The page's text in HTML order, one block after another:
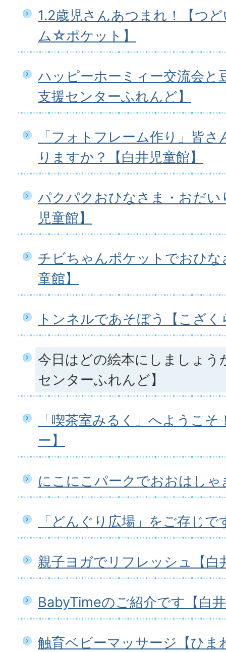
1.2歳児さんあつまれ！【つ
ム☆ポケット】
ハッピーホーミィー交流会と
支援センターふれんど】
「フォトフレーム作り」皆
りますか？【白井児童館】
パクパクおひなさま・おだい
児童館】
チビちゃんポケットでおひな
童館】
トンネルであそぼう【こざ
今日はどの絵本にしましょう
センターふれんど】
「喫茶室みるく」へようこ
ー】
にこにこパークでおおはしゃ
「どんぐり広場」をご存じで
親子ヨガでリフレッシュ【白
BabyTimeのご紹介です【白
触育ベビーマッサージ【ひま